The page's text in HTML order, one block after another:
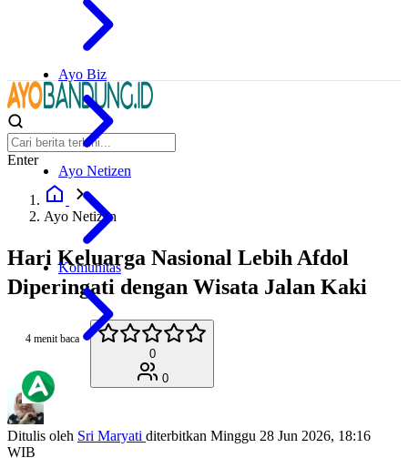
Ayo Biz
Ayo Netizen
Komunitas
Enter
Ayo Netizen
Hari Keluarga Nasional Lebih Afdol
Diperingati dengan Wisata Jalan Kaki
4 menit baca
0
0
Ditulis oleh Sri Maryati diterbitkan Minggu 28 Jun 2026, 18:16
WIB